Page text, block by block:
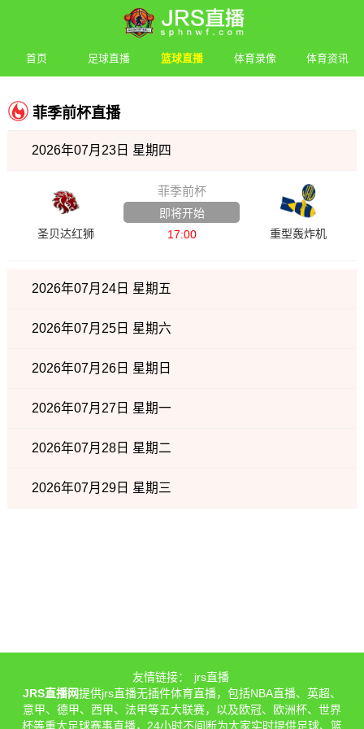
首页 足球直播 篮球直播 体育录像 体育资讯
菲季前杯直播
2026年07月23日 星期四
圣贝达红狮
菲季前杯
即将开始
17:00
重型轰炸机
2026年07月24日 星期五
2026年07月25日 星期六
2026年07月26日 星期日
2026年07月27日 星期一
2026年07月28日 星期二
2026年07月29日 星期三
友情链接：
jrs直播
JRS直播网提供jrs直播无插件体育直播，包括NBA直播、英超、
意甲、德甲、西甲、法甲等五大联赛，以及欧冠、欧洲杯、世界
杯等重大足球赛事直播，24小时不间断为大家实时提供足球、篮